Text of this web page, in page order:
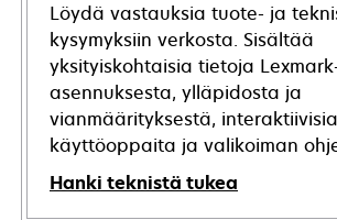
Löydä vastauksia tuote- ja
kysymyksiin verkosta. Sisältää
yksityiskohtaisia tietoja
asennuksesta, ylläpidosta ja
vianmäärityksestä, interaktiivisia
käyttöoppaita ja valikoiman
Hanki teknistä tukea